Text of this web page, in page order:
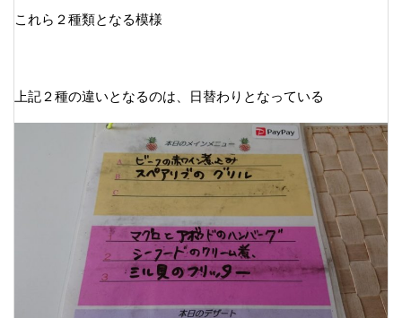
これら２種類となる模様
上記２種の違いとなるのは、日替わりとなっている